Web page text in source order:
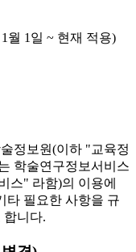
월 1일 ~ 현재 적용)
정보원(이하 "교육정
학술연구정보서비스
스" 라함)의 이용에
타 필요한 사항을 규
합니다.